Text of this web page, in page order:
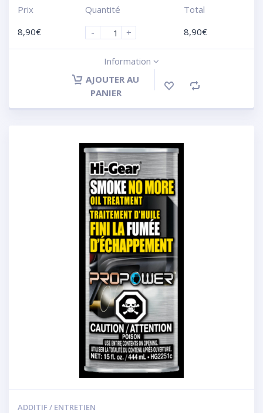
Prix
8,90€
Quantité
-
+
Total
8,90€
Information
AJOUTER AU
PANIER
ADDITIF / ENTRETIEN